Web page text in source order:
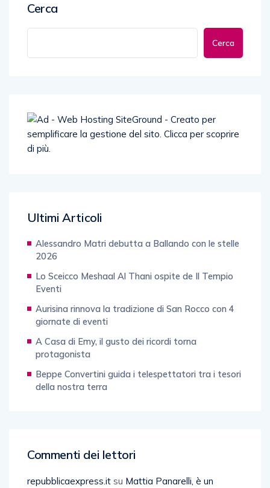
Cerca
Cerca
Ultimi Articoli
Alessandro Matri debutta a Ballando con le stelle
2026
Lo Sceicco Meshaal Al Thani ospite de Il Tempio
Eventi
Aurisina rinnova la tradizione di San Rocco con 4
giornate di eventi
A Casa di Emy, il gusto dei ricordi torna
protagonista
Beppe Convertini guida i telespettatori tra i tesori
della nostra terra
Commenti dei lettori
repubblicaexpress.it su Mattia Panarelli, è un